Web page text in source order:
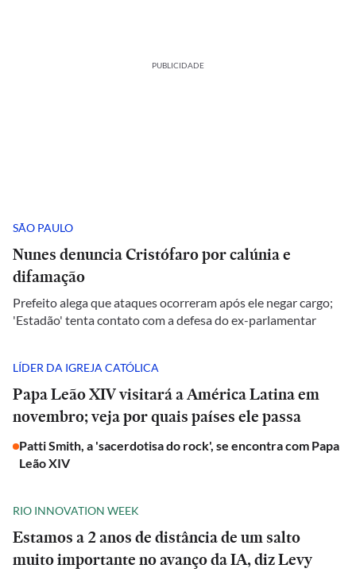
PUBLICIDADE
SÃO PAULO
Nunes denuncia Cristófaro por calúnia e
difamação
Prefeito alega que ataques ocorreram após ele negar cargo;
'Estadão' tenta contato com a defesa do ex-parlamentar
LÍDER DA IGREJA CATÓLICA
Papa Leão XIV visitará a América Latina em
novembro; veja por quais países ele passa
Patti Smith, a 'sacerdotisa do rock', se encontra com Papa
Leão XIV
RIO INNOVATION WEEK
Estamos a 2 anos de distância de um salto
muito importante no avanço da IA, diz Levy